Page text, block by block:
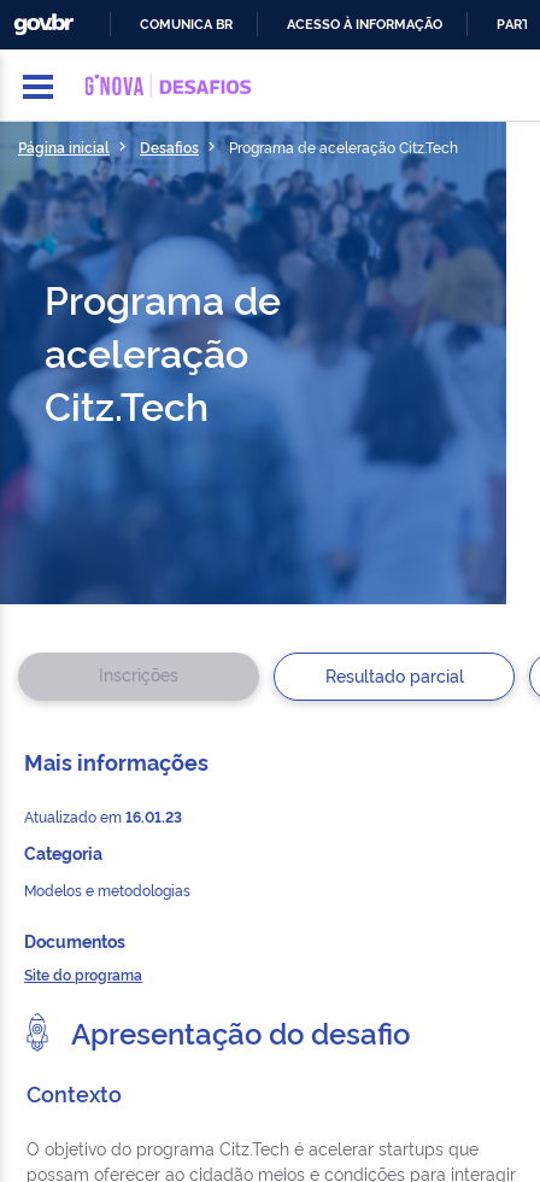
GOVBR
COMUNICA BR
ACESSO À INFORMAÇÃO
Página inicial Desafios Programa de aceleração Citz.Tech
Programa de
aceleração
Citz.Tech
Inscrições Resultado parcial
Apresentação do desafio
Contexto
O objetivo do programa Citz.Tech é acelerar startups que
possam oferecer ao cidadão meios e condições para interagir
Mais informações
Atualizado em16.01.23
Categoria
Modelos e metodologias
Documentos
Site do programa